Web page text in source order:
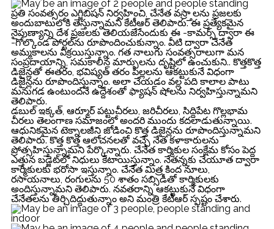
ప్ర‌తి సంవ‌త్స‌రం ఎగ్జిబిష‌న్ నిర్వ‌హించి, చేనేత వ‌స్ర్తాల‌ను ప్ర‌జ‌ల‌కు
అందుబాటులోకి తెస్తున్నామ‌ని కేటీఆర్ తెలిపారు. ఈ ప్ర‌త్యేక‌మైన
నైపుణ్యాన్ని దేశ ప్ర‌జ‌ల‌కు తెలియ‌జేసేందుకు ఈ -కామ‌ర్స్ ద్వారా ఈ
-గోల్కొండ పోర్ట‌ల్‌ను రూపొందించుకున్నాం. వీటి ద్వారా చేనేత
అమ్మ‌కాల‌ను విక్ర‌యిస్తున్నాం. గ‌త నాలుగు సంవ‌త్స‌రాలుగా మ‌న
సంప్ర‌దాయాన్ని, స‌మ‌కాలీన మార్పుల‌ను దృష్టిలో ఉంచుకుని.. కొత్త‌కొత్త
డిజైన్ల‌తో ఈత‌రం, భ‌విష్య‌త్ త‌రం పిల్ల‌ల‌ను ఆక‌ట్టుకునే విధంగా
డిజైన్ల‌ను రూపొందిస్తున్నాం. అలా చేయ‌డం వ‌ల్ల ప‌ది కాలాల పాటు
మ‌నుగడ ఉంటుంద‌నే ఉద్దేశంతో ఫ్యాష‌న్ షోల‌ను నిర్వ‌హిస్తున్నామ‌ని
తెలిపారు.
డ‌బుల్ ఇక్క‌త్, ఆర్మూర్ ప‌ట్టుచీర‌లు, జ‌రిచీర‌లు, సిద్దిపేట గొల్ల‌భామ
చీర‌లు తెలంగాణ స‌మాజంలో అంద‌రి ముందు క‌ద‌లాడుతున్నాయి.
ఆధునిక‌మైన టెక్నాల‌జీని జోడించి కొత్త డిజైన్ల‌ను రూపొందిస్తున్నామ‌ని
తెలిపారు. కొత్త కొత్త ఆలోచ‌న‌ల‌తో వ‌చ్చే నేత క‌ళాకారుల‌ను
ప్రోత్స‌హిస్తున్నామ‌ని పేర్కొన్నారు. చేనేత కార్మికుల సంక్షేమ కోసం పెద్ద
ఎత్తున బ‌డ్జెట్‌లో నిధులు కేటాయిస్తున్నాం. నేత‌న్న‌కు చేయూత ద్వారా
కార్మికులకు భ‌రోసా ఇస్తున్నాం. చేనేత మిత్ర కింద నూలు,
ర‌సాయ‌నాలు, రంగుల‌ను 50 శాతం స‌బ్సిడీతో కార్మికుల‌కు
అందిస్తున్నామ‌ని తెలిపారు. న‌వ‌త‌రాన్ని ఆక‌ట్టుకునే విధంగా
చేనేత‌ల‌ను తీర్చిదిద్దుతున్నాం అని మంత్రి కేటీఆర్ స్ప‌ష్టం చేశారు.